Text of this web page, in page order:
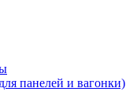
панелей и вагонки)